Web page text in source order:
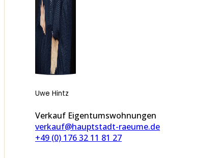
Uwe Hintz
Verkauf Eigentumswohnungen
verkauf@hauptstadt-raeume.de
+49 (0) 176 32 11 81 27